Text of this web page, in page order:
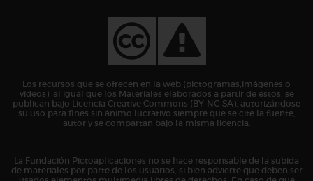
Los recursos que se ofrecen en la web (pictogramas,imágenes o
vídeos), al igual que los Materiales elaborados a partir de éstos, se
publican bajo Licencia Creative Commons (BY-NC-SA), autorizándose
su uso para fines sin ánimo lucrativo siempre que se cite la fuente,
autor y se compartan bajo la misma licencia.
La Fundación Pictoaplicaciones no se hace responsable de la subida
de materiales por parte de los usuarios, si bien advierte que deben ser